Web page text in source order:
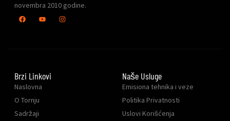
novembra 2010 godine.
Brzi Linkovi
Naslovna
O Tornju
Sadržaji
Naše Usluge
Emisiona tehnika i veze
Politika Privatnosti
Uslovi Korišćenja